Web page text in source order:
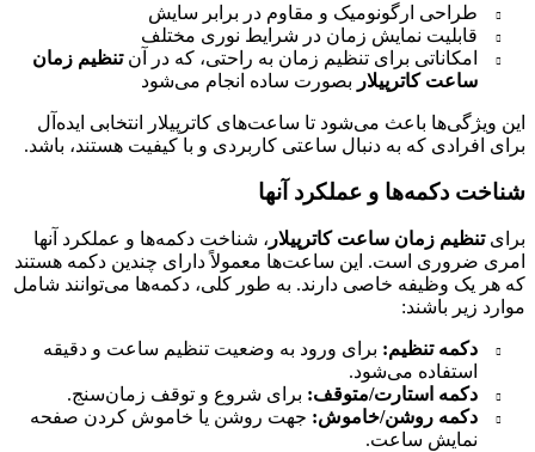
طراحی ارگونومیک و مقاوم در برابر سایش
قابلیت نمایش زمان در شرایط نوری مختلف
امکاناتی برای تنظیم زمان به راحتی، که در آنتنظیم زمان
ساعت کاترپیلار بصورت ساده انجام می‌شود
این ویژگی‌ها باعث می‌شود تا ساعت‌های کاترپیلار انتخابی ایده‌آل
برای افرادی که به دنبال ساعتی کاربردی و با کیفیت هستند، باشد.
شناخت دکمه‌ها و عملکرد آنها
برایتنظیم زمان ساعت کاترپیلار ، شناخت دکمه‌ها و عملکرد آنها
امری ضروری است. این ساعت‌ها معمولاً دارای چندین دکمه هستند
که هر یک وظیفه خاصی دارند. به طور کلی، دکمه‌ها می‌توانند شامل
موارد زیر باشند:
دکمه تنظیم: برای ورود به وضعیت تنظیم ساعت و دقیقه
استفاده می‌شود.
دکمه استارت/متوقف: برای شروع و توقف زمان‌سنج.
دکمه روشن/خاموش: جهت روشن یا خاموش کردن صفحه
نمایش ساعت.